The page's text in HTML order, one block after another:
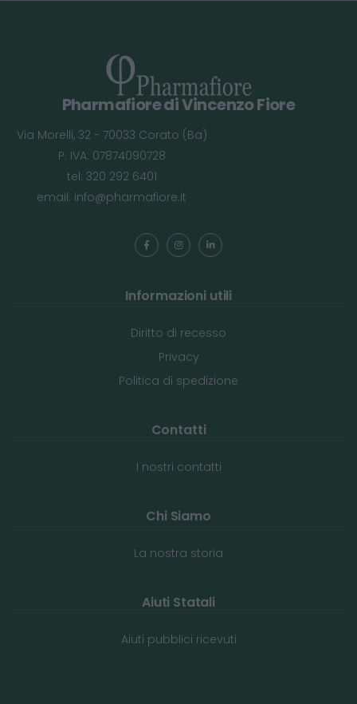
Pharmafiore di Vincenzo Fiore
Via Morelli, 32 - 70033 Corato (Ba)
P. IVA: 07874090728
tel: 320 292 6401
email: info@pharmafiore.it
Informazioni utili
Diritto di recesso
Privacy
Politica di spedizione
Contatti
I nostri contatti
Chi Siamo
La nostra storia
Aiuti Statali
Aiuti pubblici ricevuti